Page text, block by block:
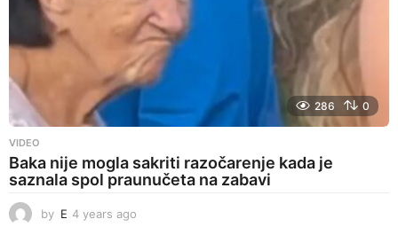
286 0
VIDEO
Baka nije mogla sakriti razočarenje kada je
saznala spol praunučeta na zabavi
by E 4 years ago